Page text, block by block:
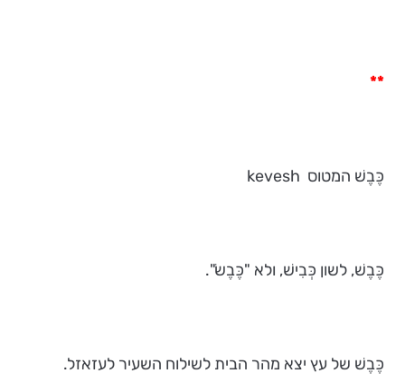
**
כֶּבֶשׁ המטוס kevesh
כֶּבֶשׁ, לשון כְּבִישׁ, ולא "כֶּבֶשׂ".
כֶּבֶשׁ של עץ יצא מהר הבית לשילוח השעיר לעזאזל.